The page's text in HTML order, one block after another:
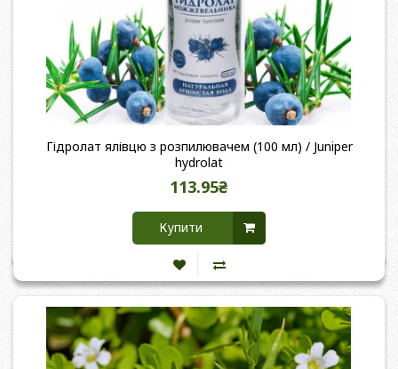
Гідролат ялівцю з розпилювачем (100 мл) / Juniper
hydrolat
113.95₴
Купити